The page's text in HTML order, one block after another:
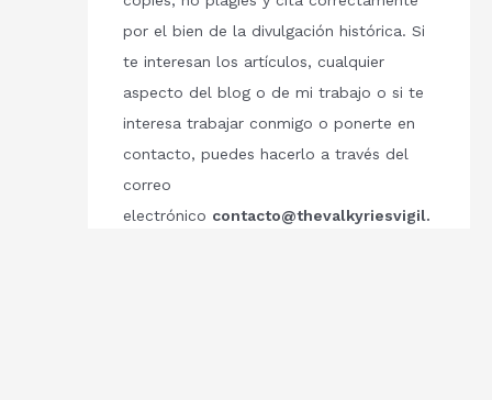
por el bien de la divulgación histórica. Si
te interesan los artículos, cualquier
aspecto del blog o de mi trabajo o si te
interesa trabajar conmigo o ponerte en
contacto, puedes hacerlo a través del
correo
electrónico contacto@thevalkyriesvigil.